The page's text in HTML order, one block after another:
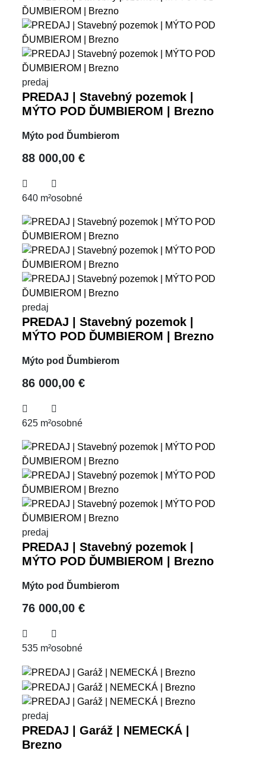
predaj
PREDAJ | Stavebný pozemok |
MÝTO POD ĎUMBIEROM | Brezno
Mýto pod Ďumbierom
88 000,00 €
640 m²osobné
predaj
PREDAJ | Stavebný pozemok |
MÝTO POD ĎUMBIEROM | Brezno
Mýto pod Ďumbierom
86 000,00 €
625 m²osobné
predaj
PREDAJ | Stavebný pozemok |
MÝTO POD ĎUMBIEROM | Brezno
Mýto pod Ďumbierom
76 000,00 €
535 m²osobné
predaj
PREDAJ | Garáž | NEMECKÁ |
Brezno